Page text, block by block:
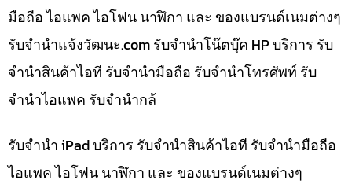
มือถือ ไอแพค ไอโฟน นาฬิกา และ ของแบรนด์เนมต่างๆ
รับจํานําแจ้งวัฒนะ.com รับจำนำโน๊ตบุ๊ค HP บริการ รับ
จำนำสินค้าไอที รับจำนำมือถือ รับจำนำโทรศัพท์ รับ
จำนำไอแพค รับจำนำกล้
รับจำนำ iPad บริการ รับจำนำสินค้าไอที รับจำนำมือถือ
ไอแพค ไอโฟน นาฬิกา และ ของแบรนด์เนมต่างๆ